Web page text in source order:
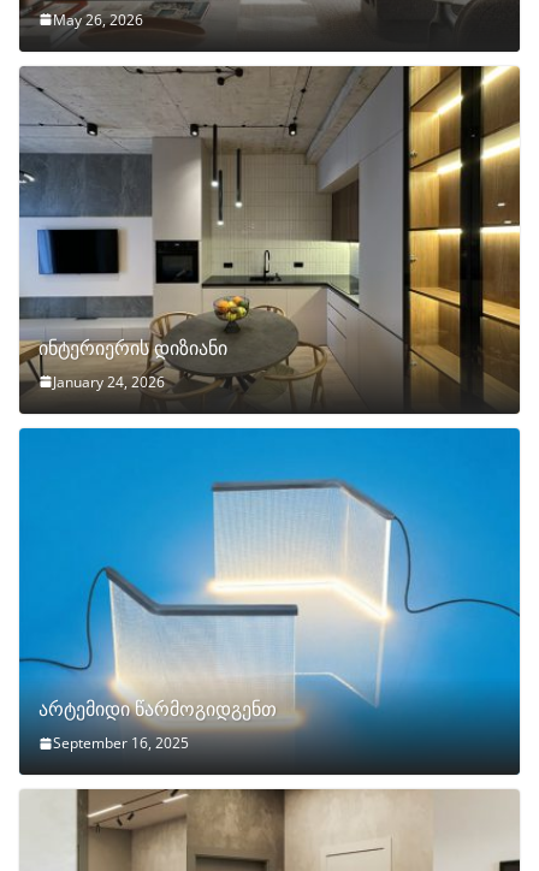
May 26, 2026
ინტერიერის დიზიანი
January 24, 2026
არტემიდი წარმოგიდგენთ
September 16, 2025